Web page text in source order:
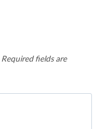
Required fields are